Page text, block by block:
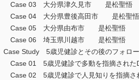
Case 03 大分県津久見市 是松聖悟
Case 04 大分県豊後高田市 是松聖悟
Case 05 大分県由布市 是松聖悟
Case 06 埼玉県川越市 是松聖悟
Case Study 5歳児健診とその後のフォロー
Case 01 5歳児健診で多動を指摘され
Case 02 5歳児健診で人見知りを指摘